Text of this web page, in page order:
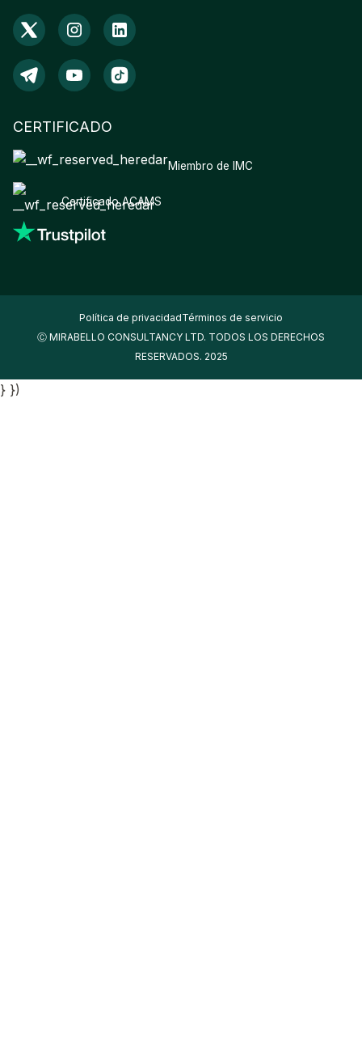
CERTIFICADO
Miembro de IMC
Certificado ACAMS
Política de privacidadTérminos de servicio
Ⓒ MIRABELLO CONSULTANCY LTD. TODOS LOS DERECHOS
RESERVADOS. 2025
} })